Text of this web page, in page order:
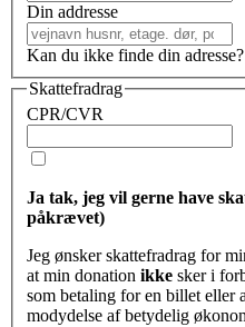
Din addresse
Kan du ikke finde din adresse?
Skattefradrag
CPR/CVR
Ja tak, jeg vil gerne have
påkrævet)
Jeg ønsker skattefradrag for
at min donation ikke sker i
som betaling for en billet eller
modydelse af betydelig